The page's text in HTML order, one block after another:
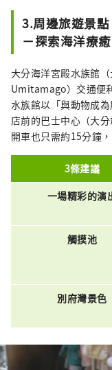
3.周邊旅遊景點
－探索海洋療
大分海洋宮殿水族館
Umitamago）交通便
水族館以「與動物成
店前的巴士中心（大
開車也只需約15分鐘
3條建議
一場精彩的演
觸摸池
別府灣景色